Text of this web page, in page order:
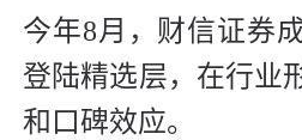
今年8月，财信证券
登陆精选层，在行业
和口碑效应。